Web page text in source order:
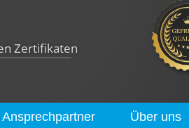
Zertifikaten
Ansprechpartner Über uns